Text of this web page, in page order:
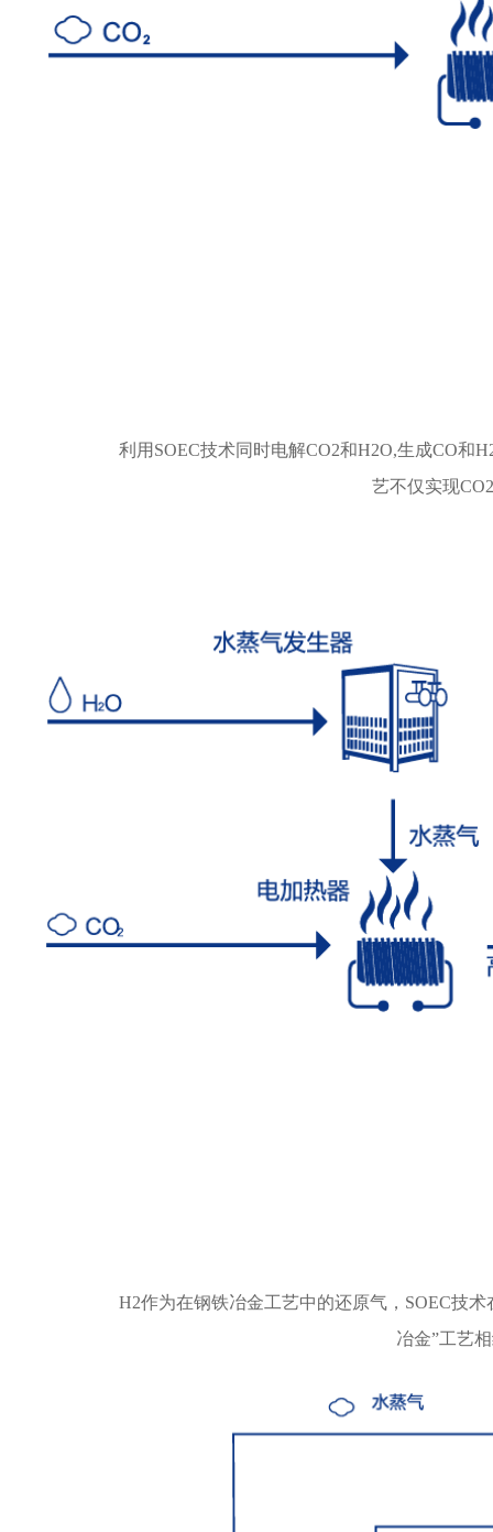
利用SOEC技术同时电解CO2和H2O,生成CO和
艺不仅实现
H2作为在钢铁冶金工艺中的还原气，SOEC技
冶金”工艺